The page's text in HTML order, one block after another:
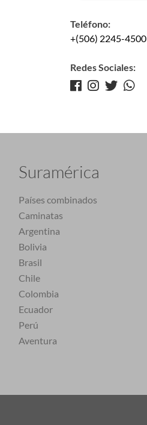
Teléfono:
+(506) 2245-4500
Redes Sociales:
Suramérica
Países combinados
Caminatas
Argentina
Bolivia
Brasil
Chile
Colombia
Ecuador
Perú
Aventura